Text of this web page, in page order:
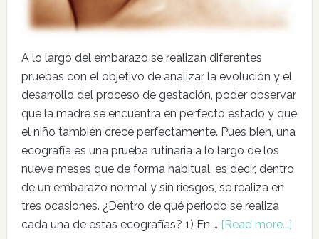
A lo largo del embarazo se realizan diferentes
pruebas con el objetivo de analizar la evolución y el
desarrollo del proceso de gestación, poder observar
que la madre se encuentra en perfecto estado y que
el niño también crece perfectamente. Pues bien, una
ecografía es una prueba rutinaria a lo largo de los
nueve meses que de forma habitual, es decir, dentro
de un embarazo normal y sin riesgos, se realiza en
tres ocasiones. ¿Dentro de qué periodo se realiza
cada una de estas ecografías? 1) En … [Read more...]